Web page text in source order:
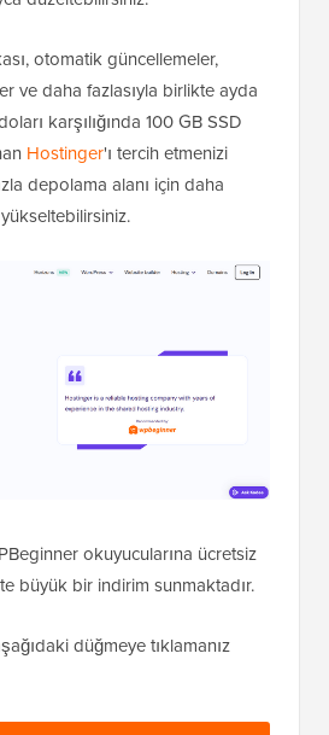
otomatik güncellemeler,
ve daha fazlasıyla birlikte ayda
karşılığında 100 GB SSD
Hostinger'ı tercih etmenizi
depolama alanı için daha
okuyucularına ücretsiz
büyük bir indirim sunmaktadır.
düğmeye tıklamanız